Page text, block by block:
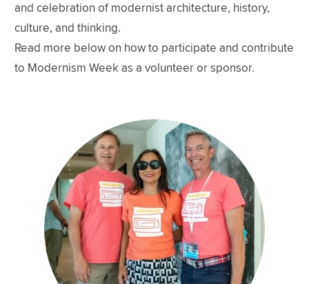
and celebration of modernist architecture, history,
culture, and thinking.
Read more below on how to participate and contribute
to Modernism Week as a volunteer or sponsor.